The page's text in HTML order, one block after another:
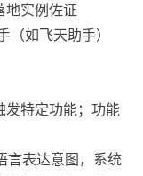
地实例佐证
（如飞天助手）
发特定功能；功能
言表达意图，系统